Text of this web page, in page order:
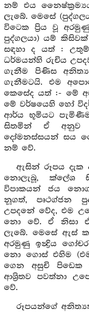
නම් එය
ලැබේ. මෙසේ
විටෙක ප්‍රිය වූ
පුද්ගලයා) යම්
සඳහා ද යත් :
ධර්මයන්හි රුචිය
ගැනීම පිණිස අනිත්‍ය
ගැනීමටයි. එම
කෙසේද යත් :- මේ
මේ වර්ෂයෙහි හෝ
ආර්ය භූමියට
සිතමින් ඒ අනුව
දෝමනස්සයන් සය
නම් වේ.
ඇසින් රූපය දැක
නොලැබූ, ක්ලේශ
විපාකයන් ජය
නූගත්, පෘථග්ජන
උපදනේ වේද, එම
නො වේ. ඒ නිසා
ලැබේ. මෙසේ ඇස්
අරමුණු ඉන්‍ද්‍රිය
නො ගොස් එහිම
ගෙන අසුචි
ආශ්‍රිතව පවත්නා
වේ.
රූපයන්ගේ